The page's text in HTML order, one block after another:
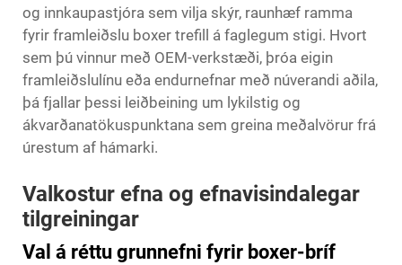
og innkaupastjóra sem vilja skýr, raunhæf ramma
fyrir framleiðslu boxer trefill á faglegum stigi. Hvort
sem þú vinnur með OEM-verkstæði, þróa eigin
framleiðslulínu eða endurnefnar með núverandi aðila,
þá fjallar þessi leiðbeining um lykilstig og
ákvarðanatökuspunktana sem greina meðalvörur frá
úrestum af hámarki.
Valkostur efna og efnavisindalegar
tilgreiningar
Val á réttu grunnefni fyrir boxer-bríf